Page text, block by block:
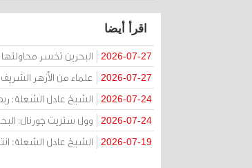
اقرأ أيضا
2026-07-27 البحرين تخسر
2026-07-27 علماء من الأزهر
2026-07-24 الشيخ عادل الشعلة:
2026-07-24 وول ستريت جورنال:
2026-07-19 الشيخ عادل الشعلة: